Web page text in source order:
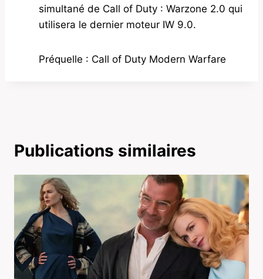
simultané de Call of Duty : Warzone 2.0 qui
utilisera le dernier moteur IW 9.0.
Préquelle : Call of Duty Modern Warfare
Publications similaires